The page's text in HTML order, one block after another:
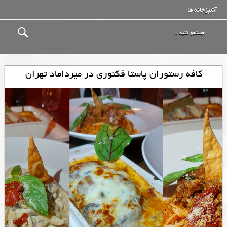
آشپزخانه ها
کافه رستوران پاستا فکتوری در میرداماد تهران